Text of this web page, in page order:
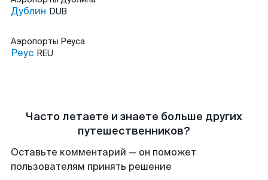
Дублин DUB
Аэропорты Реуса
Реус REU
Часто летаете и знаете больше других
путешественников?
Оставьте комментарий — он поможет
пользователям принять решение